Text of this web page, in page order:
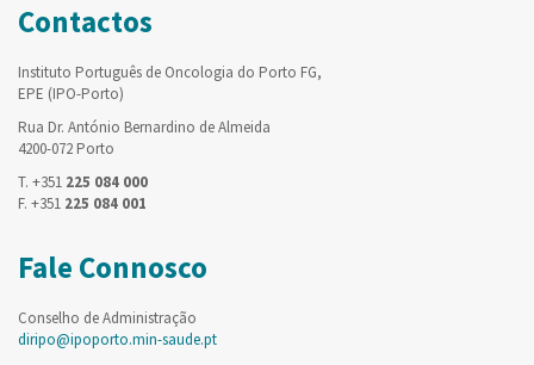
Contactos
Instituto Português de Oncologia do Porto FG,
EPE (IPO-Porto)
Rua Dr. António Bernardino de Almeida
4200-072 Porto
T. +351 225 084 000
F. +351 225 084 001
Fale Connosco
Conselho de Administração
diripo@ipoporto.min-saude.pt